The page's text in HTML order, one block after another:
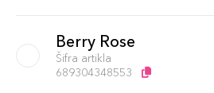
Berry Rose
Šifra artikla
689304348553